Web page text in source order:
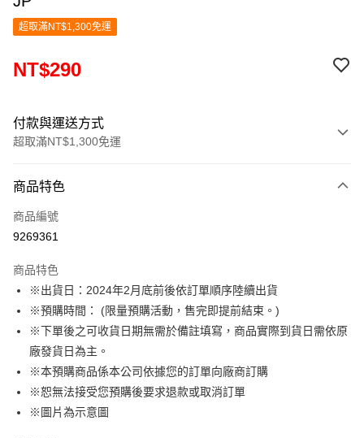
超取滿NT$1,300免運
NT$290
付款與運送方式
超取滿NT$1,300免運
信用卡一次付款
超商取貨付款
Apple Pay
悠遊付
Google Pay
ATM付款
貨到付款
商品特色
商品編號
9269361
商品特色
※出貨日：2024年2月底前後依訂單順序陸續出貨
※預購時間： (限量預購活動，售完即提前結束。)
※下單後之可收貨日期無需於備註填寫，商品實際到貨日需依原
廠發貨日為主。
※本預購商品係本公司依據您的訂單向廠商訂購
※恕無法接受您預購後要求退款或取消訂單
※圖片為示意圖